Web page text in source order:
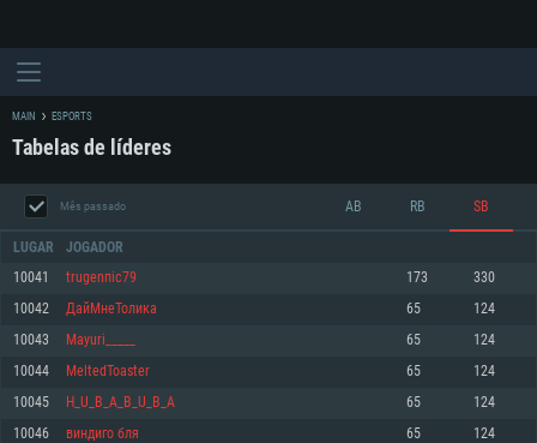
REQUERIMENTOS DE SISTEMA
MAIN ESPORTS
Tabelas de líderes
Mês passado AB RB SB
LUGAR JOGADOR
10041 trugenпiс79 173 330
10042 ДайМнеТолика 65 124
10043 Mayuri_____ 65 124
10044 MeltedToaster 65 124
10045 H_U_B_A_B_U_B_A 65 124
10046 виндиго бля 65 124